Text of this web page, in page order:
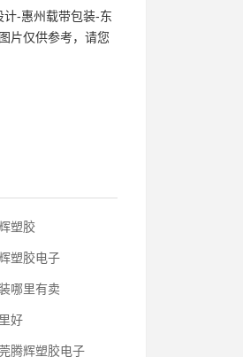
计-惠州载带包装-东
片仅供参考，请您
塑胶
塑胶电子
哪里有卖
好
腾辉塑胶电子